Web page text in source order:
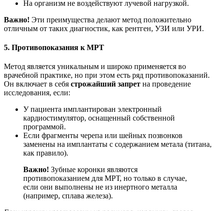
На организм не воздействуют лучевой нагрузкой.
Важно! Эти преимущества делают метод положительно
отличным от таких диагностик, как рентген, УЗИ или УРИ.
5. Противопоказания к МРТ
Метод является уникальным и широко применяется во
врачебной практике, но при этом есть ряд противопоказаний.
Он включает в себя строжайший запрет на проведение
исследования, если:
У пациента имплантирован электронный
кардиостимулятор, оснащенный собственной
программой.
Если фрагменты черепа или шейных позвонков
заменены на имплантаты с содержанием метала (титана,
как правило).
Важно! Зубные коронки являются
противопоказанием для МРТ, но только в случае,
если они выполнены не из инертного металла
(например, сплава железа).